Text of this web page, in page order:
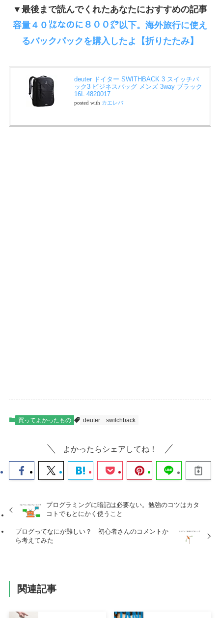
▼最後まで読んでくれたあなたにおすすめの記事
容量４０㍑なのに８００㌘以下。海外旅行に使え
るバックパックを購入したよ【折りたたみ】
deuter ドイター SWITHBACK 3 スイッチバ
ック3 ビジネスバッグ メンズ 3way ブラック
16L 4820017
posted with カエレバ
買ってよかったもの deuter switchback
よかったらシェアしてね！
プログラミングに暗記は必要ない。勉強のコツはカタ
コトでもとにかく使うこと
ブログってなにが難しい？ 初心者さんのコメントか
ら考えてみた
関連記事